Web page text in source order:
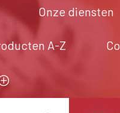
Onze diensten
A-Z